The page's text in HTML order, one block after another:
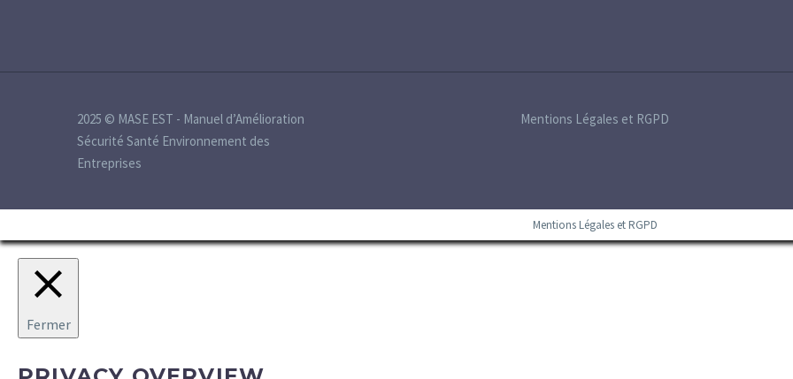
Mentions Légales et RGPD
2025 © MASE EST - Manuel d’Amélioration
Sécurité Santé Environnement des
Entreprises
Mentions Légales et RGPD
Fermer